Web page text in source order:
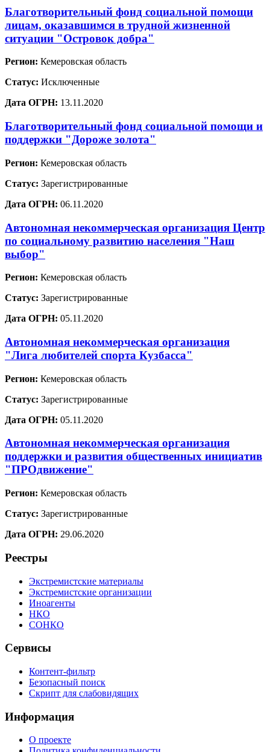
Благотворительный фонд социальной помощи
лицам, оказавшимся в трудной жизненной
ситуации "Островок добра"
Регион: Кемеровская область
Статус: Исключенные
Дата ОГРН: 13.11.2020
Благотворительный фонд социальной помощи и
поддержки "Дороже золота"
Регион: Кемеровская область
Статус: Зарегистрированные
Дата ОГРН: 06.11.2020
Автономная некоммерческая организация Центр
по социальному развитию населения "Наш
выбор"
Регион: Кемеровская область
Статус: Зарегистрированные
Дата ОГРН: 05.11.2020
Автономная некоммерческая организация
"Лига любителей спорта Кузбасса"
Регион: Кемеровская область
Статус: Зарегистрированные
Дата ОГРН: 05.11.2020
Автономная некоммерческая организация
поддержки и развития общественных инициатив
"ПРОдвижение"
Регион: Кемеровская область
Статус: Зарегистрированные
Дата ОГРН: 29.06.2020
Реестры
Экстремистские материалы
Экстремистские организации
Иноагенты
НКО
СОНКО
Сервисы
Контент-фильтр
Безопасный поиск
Скрипт для слабовидящих
Информация
О проекте